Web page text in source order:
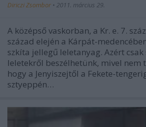
Diriczi Zsombor • 2011. március 29.
A középső vaskorban, a Kr. e. 7.
század elején a Kárpát-
szkíta jellegű leletanyag. Azért
leletekről beszélhetünk, mivel nem
hogy a Jenyiszejtől a Fekete-
sztyeppén…